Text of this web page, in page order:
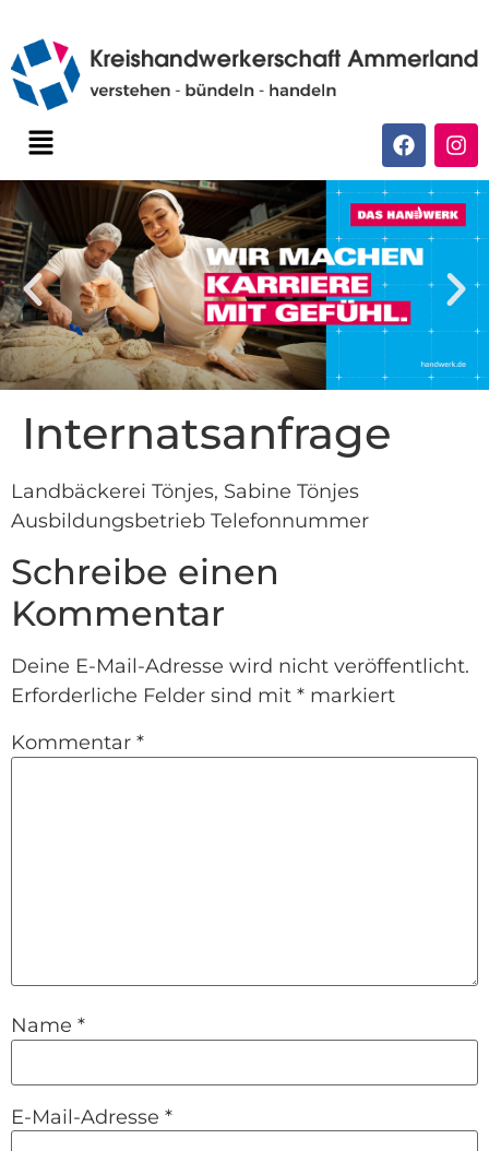
Internatsanfrage
Landbäckerei Tönjes, Sabine Tönjes
Ausbildungsbetrieb Telefonnummer
Schreibe einen
Kommentar
Deine E-Mail-Adresse wird nicht veröffentlicht.
Erforderliche Felder sind mit * markiert
Kommentar *
Name *
E-Mail-Adresse *